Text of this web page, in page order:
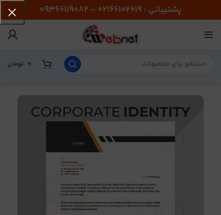
پشتیبانی : 02166102619 - 09366119082
0 تومان